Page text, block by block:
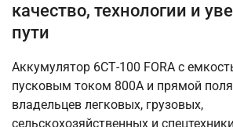
качество, технологии и
пути
Аккумулятор 6СТ-100 FORA с
пусковым током 800А и прямой
владельцев легковых, грузовых,
сельскохозяйственных и